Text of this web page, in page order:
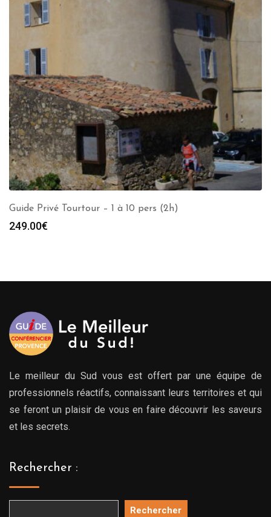
Guide Privé Tourtour – 1 à 10 pers (2h)
249.00€
Le meilleur du Sud vous est offert par une équipe de
professionnels réactifs, connaissant leurs territoires et qui
se feront un plaisir de vous en faire découvrir les saveurs
et les secrets.
Rechercher :
Rechercher